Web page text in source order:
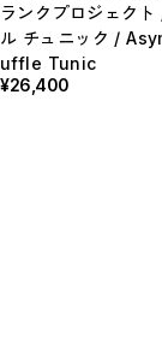
ランクプロジェク
ル チュニック /
uffle Tunic
¥26,400